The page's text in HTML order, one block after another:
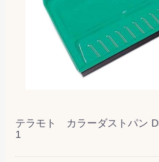
テラモト カラーダストパン
1